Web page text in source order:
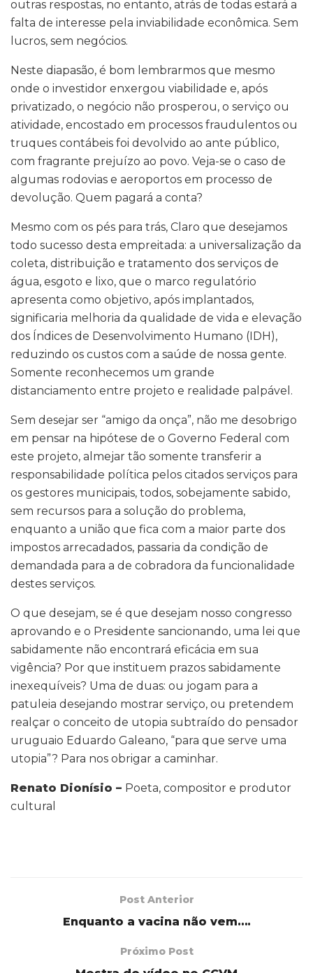
outras respostas, no entanto, atrás de todas estará a
falta de interesse pela inviabilidade econômica. Sem
lucros, sem negócios.
Neste diapasão, é bom lembrarmos que mesmo
onde o investidor enxergou viabilidade e, após
privatizado, o negócio não prosperou, o serviço ou
atividade, encostado em processos fraudulentos ou
truques contábeis foi devolvido ao ante público,
com fragrante prejuízo ao povo. Veja-se o caso de
algumas rodovias e aeroportos em processo de
devolução. Quem pagará a conta?
Mesmo com os pés para trás, Claro que desejamos
todo sucesso desta empreitada: a universalização da
coleta, distribuição e tratamento dos serviços de
água, esgoto e lixo, que o marco regulatório
apresenta como objetivo, após implantados,
significaria melhoria da qualidade de vida e elevação
dos Índices de Desenvolvimento Humano (IDH),
reduzindo os custos com a saúde de nossa gente.
Somente reconhecemos um grande
distanciamento entre projeto e realidade palpável.
Sem desejar ser “amigo da onça”, não me desobrigo
em pensar na hipótese de o Governo Federal com
este projeto, almejar tão somente transferir a
responsabilidade política pelos citados serviços para
os gestores municipais, todos, sobejamente sabido,
sem recursos para a solução do problema,
enquanto a união que fica com a maior parte dos
impostos arrecadados, passaria da condição de
demandada para a de cobradora da funcionalidade
destes serviços.
O que desejam, se é que desejam nosso congresso
aprovando e o Presidente sancionando, uma lei que
sabidamente não encontrará eficácia em sua
vigência? Por que instituem prazos sabidamente
inexequíveis? Uma de duas: ou jogam para a
patuleia desejando mostrar serviço, ou pretendem
realçar o conceito de utopia subtraído do pensador
uruguaio Eduardo Galeano, “para que serve uma
utopia”? Para nos obrigar a caminhar.
Renato Dionísio – Poeta, compositor e produtor
cultural
Post Anterior
Enquanto a vacina não vem….
Próximo Post